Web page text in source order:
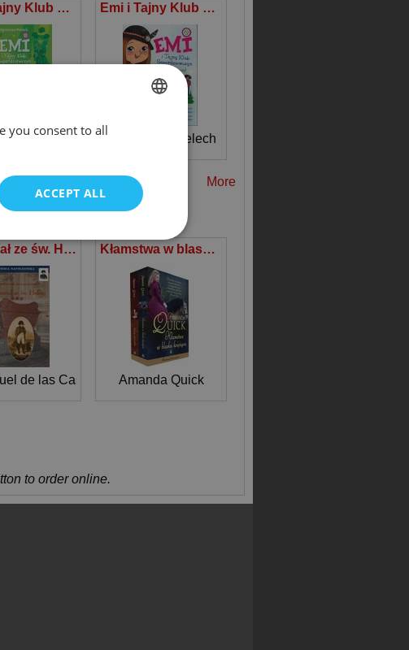
Emi i Tajny Klub Superdziewczyn 3 Na scenie
Mielech
Emi i Tajny Klub Superdziewczyn Hej w góry! Tom 13
Agnieszka Mielech
More
Memoriał ze św. Heleny Tom 3
de las Cases
Kłamstwa w blasku księżyca / Kolory zmierzchu Pakiet
Amanda Quick
to order online.
you consent to all
ACCEPT ALL